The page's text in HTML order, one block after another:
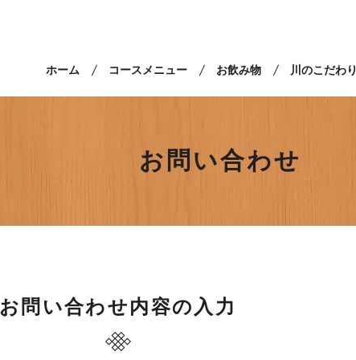
ホーム コースメニュー お飲み物 川のこだわり
お問い合わせ
お問い合わせ内容の入力